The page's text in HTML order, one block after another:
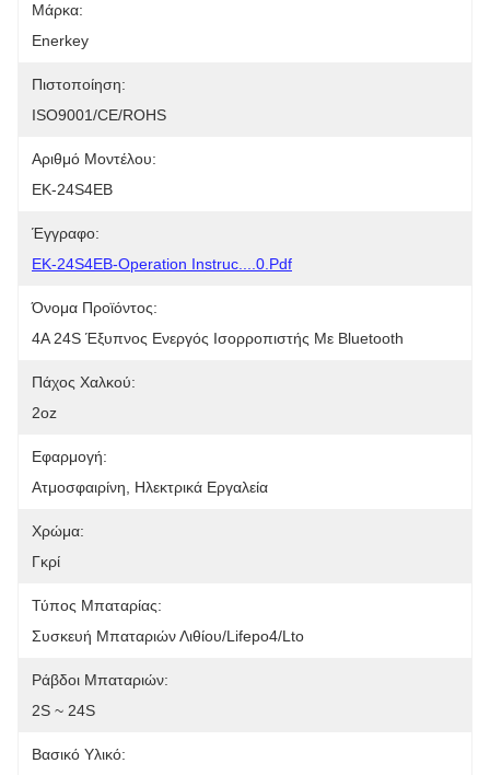
Μάρκα:
Enerkey
Πιστοποίηση:
ISO9001/CE/ROHS
Αριθμό Μοντέλου:
EK-24S4EB
Έγγραφο:
EK-24S4EB-Operation Instruc....0.pdf
Όνομα Προϊόντος:
4A 24S Έξυπνος Ενεργός Ισορροπιστής Με Bluetooth
Πάχος Χαλκού:
2oz
Εφαρμογή:
Ατμοσφαιρίνη, Ηλεκτρικά Εργαλεία
Χρώμα:
Γκρί
Τύπος Μπαταρίας:
Συσκευή Μπαταριών Λιθίου/Lifepo4/Lto
Ράβδοι Μπαταριών:
2S ~ 24S
Βασικό Υλικό: